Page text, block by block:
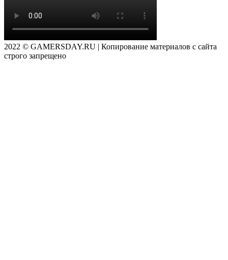
2022 © GAMERSDAY.RU | Копирование материалов с сайта
строго запрещено